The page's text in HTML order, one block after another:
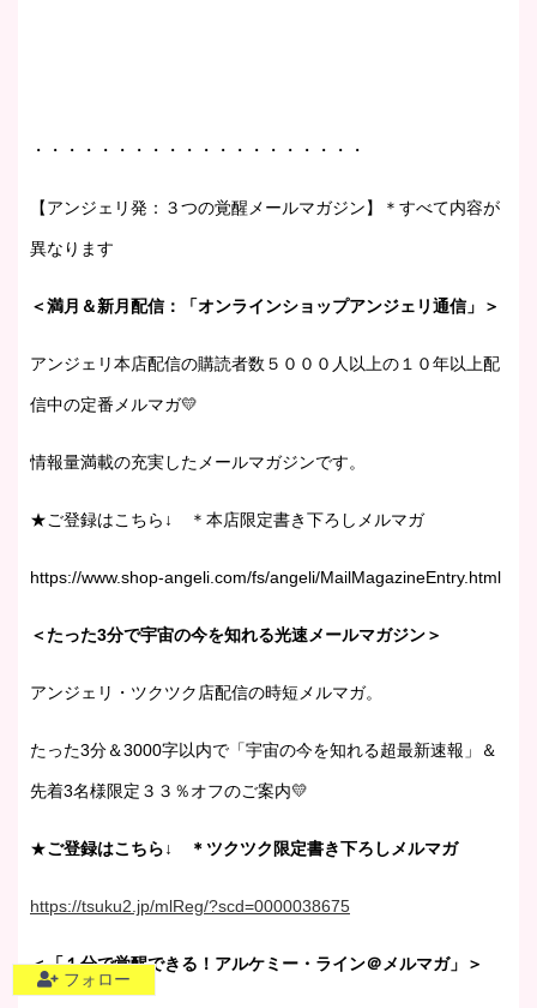
・・・・・・・・・・・・・・・・・・・・
【アンジェリ発：３つの覚醒メールマガジン】＊すべて内容が
異なります
＜満月＆新月配信：「オンラインショップアンジェリ通信」＞
アンジェリ本店配信の購読者数５０００人以上の１０年以上配
信中の定番メルマガ💛
情報量満載の充実したメールマガジンです。
★ご登録はこちら↓ ＊本店限定書き下ろしメルマガ
https://www.shop-angeli.com/fs/angeli/MailMagazineEntry.html
＜たった3分で宇宙の今を知れる光速メールマガジン＞
アンジェリ・ツクツク店配信の時短メルマガ。
たった3分＆3000字以内で「宇宙の今を知れる超最新速報」＆
先着3名様限定３３％オフのご案内💛
★ご登録はこちら↓ ＊ツクツク限定書き下ろしメルマガ
https://tsuku2.jp/mlReg/?scd=0000038675
＜「１分で覚醒できる！アルケミー・ライン＠メルマガ」＞
フォロー